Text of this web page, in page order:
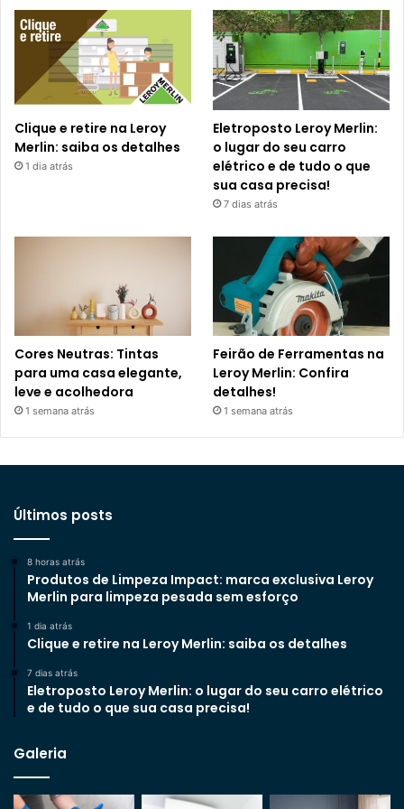
Clique e retire na Leroy
Merlin: saiba os detalhes
1 dia atrás
Eletroposto Leroy Merlin:
o lugar do seu carro
elétrico e de tudo o que
sua casa precisa!
7 dias atrás
Cores Neutras: Tintas
para uma casa elegante,
leve e acolhedora
1 semana atrás
Feirão de Ferramentas na
Leroy Merlin: Confira
detalhes!
1 semana atrás
Últimos posts
8 horas atrás
Produtos de Limpeza Impact: marca exclusiva Leroy
Merlin para limpeza pesada sem esforço
1 dia atrás
Clique e retire na Leroy Merlin: saiba os detalhes
7 dias atrás
Eletroposto Leroy Merlin: o lugar do seu carro elétrico
e de tudo o que sua casa precisa!
Galeria